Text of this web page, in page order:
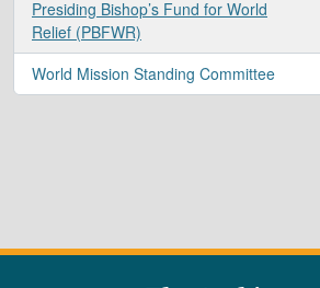
Presiding Bishop’s Fund for World
Relief (PBFWR)
, 1 resultados
World Mission Standing Committee
, 1 resultados